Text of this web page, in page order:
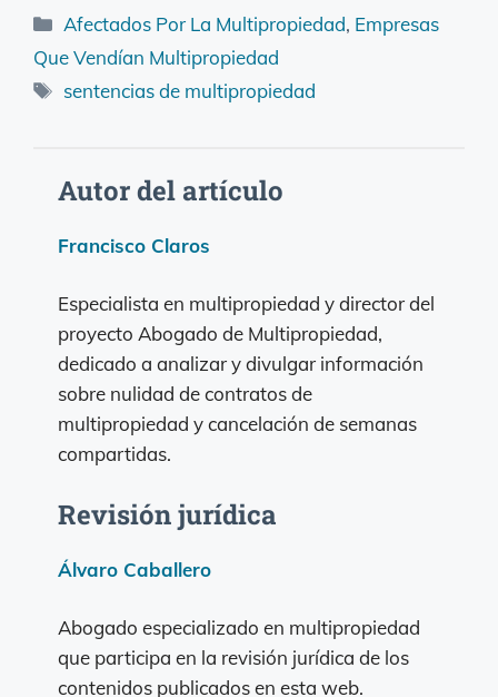
Categorías
Afectados Por La Multipropiedad, Empresas
Que Vendían Multipropiedad
Etiquetas
sentencias de multipropiedad
Autor del artículo
Francisco Claros
Especialista en multipropiedad y director del
proyecto Abogado de Multipropiedad,
dedicado a analizar y divulgar información
sobre nulidad de contratos de
multipropiedad y cancelación de semanas
compartidas.
Revisión jurídica
Álvaro Caballero
Abogado especializado en multipropiedad
que participa en la revisión jurídica de los
contenidos publicados en esta web.